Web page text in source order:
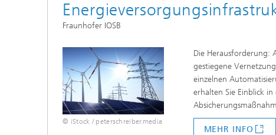
Fraunhofer IOSB
© iStock / peterschreiber.media
Die Herausforderung:
gestiegene
einzelnen
erhalten Sie Einblick
MEHR INFO